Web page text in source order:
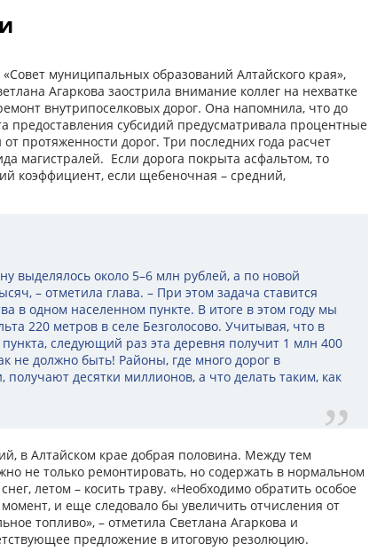
муниципальных образований Алтайского края»,
Агаркова заострила внимание коллег на нехватке
внутрипоселковых дорог. Она напомнила, что до
предоставления субсидий предусматривала процентные
протяженности дорог. Три последних года расчет
магистралей. Если дорога покрыта асфальтом, то
коэффициент, если щебеночная – средний,
выделялось около 5–6 млн рублей, а по новой
– отметила глава. – При этом задача ставится
в одном населенном пункте. В итоге в этом году мы
220 метров в селе Безголосово. Учитывая, что в
следующий раз эта деревня получит 1 млн 400
не должно быть! Районы, где много дорог в
десятки миллионов, а что делать таким, как
в Алтайском крае добрая половина. Между тем
не только ремонтировать, но содержать в нормальном
летом – косить траву. «Необходимо обратить особое
и еще следовало бы увеличить отчисления от
топливо», – отметила Светлана Агаркова и
предложение в итоговую резолюцию.